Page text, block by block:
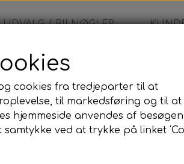
UDVALG / BILNØGLER
- Alm.
cookies fra tredjeparter til at
til markedsføring og til at
hjemmeside anvendes af
ved at trykke på linket